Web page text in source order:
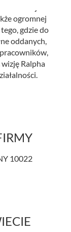
ogromnej
gdzie do
oddanych,
Ralpha
10022